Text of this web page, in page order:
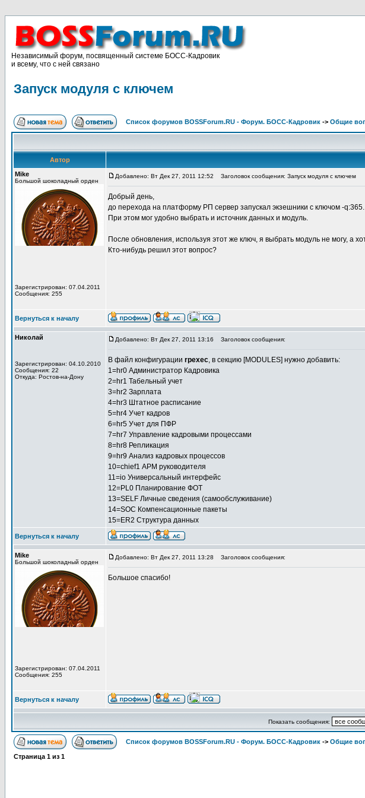
Независимый форум, посвященный системе БОСС-Кадровик
и всему, что с ней связано
Запуск модуля с ключем
Список форумов BOSSForum.RU - Форум. БОСС-Кадровик -> Общие
Автор
Mike
Большой шоколадный орден
Зарегистрирован: 07.04.2011
Сообщения: 255
Добавлено: Вт Дек 27, 2011 12:52 Заголовок сообщения: Запуск модуля с ключем
Добрый день,
до перехода на платформу РП сервер запускал экзешники с ключом -q:365.
При этом мог удобно выбрать и источник данных и модуль.
После обновления, используя этот же ключ, я выбрать модуль не могу, а
Кто-нибудь решил этот вопрос?
Вернуться к началу
Николай
Зарегистрирован: 04.10.2010
Сообщения: 22
Откуда: Ростов-на-Дону
Добавлено: Вт Дек 27, 2011 13:16 Заголовок сообщения:
В файл конфигурации rpexec, в секцию [MODULES] нужно добавить:
1=hr0 Администратор Кадровика
2=hr1 Табельный учет
3=hr2 Зарплата
4=hr3 Штатное расписание
5=hr4 Учет кадров
6=hr5 Учет для ПФР
7=hr7 Управление кадровыми процессами
8=hr8 Репликация
9=hr9 Анализ кадровых процессов
10=chief1 АРМ руководителя
11=io Универсальный интерфейс
12=PL0 Планирование ФОТ
13=SELF Личные сведения (самообслуживание)
14=SOC Компенсационные пакеты
15=ER2 Структура данных
Вернуться к началу
Mike
Большой шоколадный орден
Зарегистрирован: 07.04.2011
Сообщения: 255
Добавлено: Вт Дек 27, 2011 13:28 Заголовок сообщения:
Большое спасибо!
Вернуться к началу
Показать сообщения:
Список форумов BOSSForum.RU - Форум. БОСС-Кадровик -> Общие
Страница 1 из 1